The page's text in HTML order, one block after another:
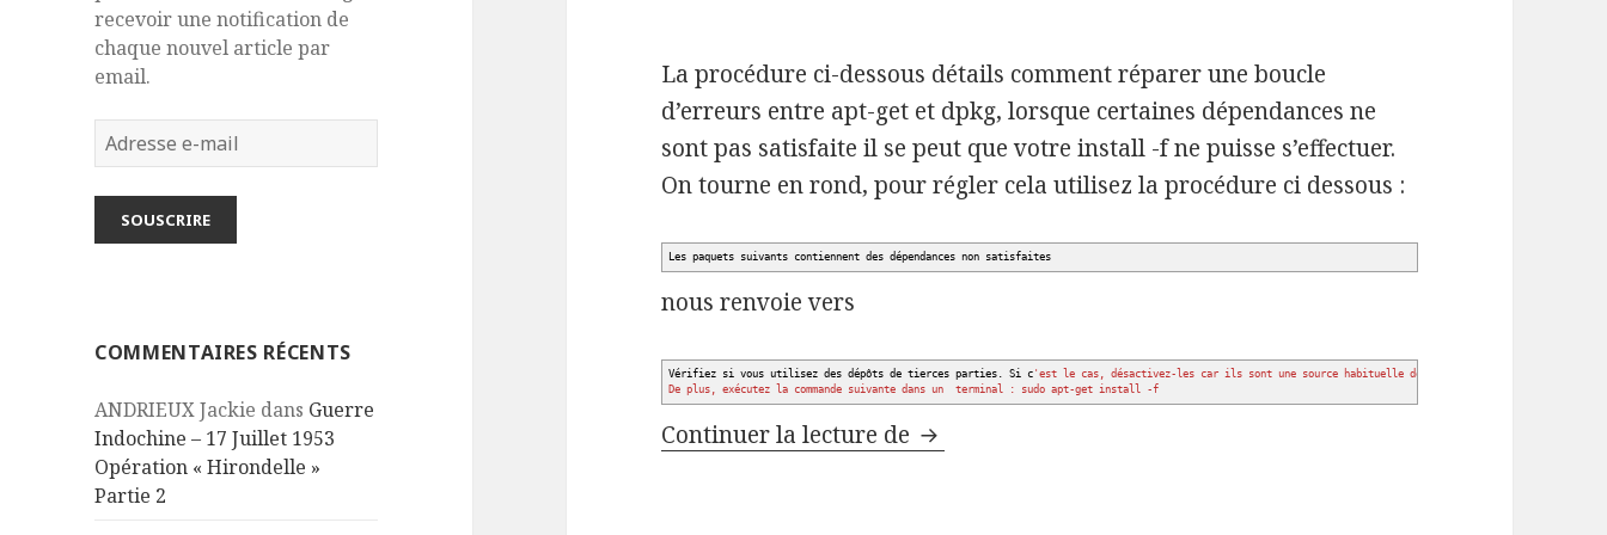
recevoir une notification de
chaque nouvel article par
email.
Adresse
e-
mail
SOUSCRIRE
COMMENTAIRES RÉCENTS
ANDRIEUX Jackie dans Guerre
Indochine – 17 Juillet 1953
Opération « Hirondelle »
Partie 2
La procédure ci-dessous détails comment réparer une boucle
d’erreurs entre apt-get et dpkg, lorsque certaines dépendances ne
sont pas satisfaite il se peut que votre install -f ne puisse s’effectuer.
On tourne en rond, pour régler cela utilisez la procédure ci dessous :
Les paquets suivants contiennent des dépendances non satisfaites
nous renvoie vers
Vérifiez si vous utilisez des dépôts de tierces parties. Si c 'est le cas, désactivez-les car ils sont une source habituelle de problèmes.
De plus, exécutez la commande suivante dans un terminal : sudo apt-get install -f
Continuer la lecture de Réparer un système de paquets est cassés sous Ubuntu